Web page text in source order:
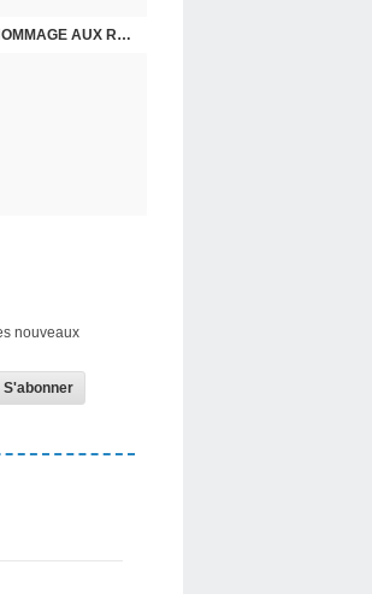
8 MAI 2026, LES COMMUNISTES DE MANTES-LA-JOLIE RENDENT HOMMAGE AUX RÉSISTANTS.
POUR AGIR
nouveaux